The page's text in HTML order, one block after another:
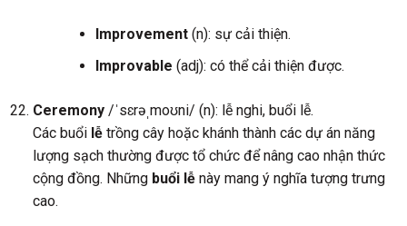
Improvement(n): sự cải thiện.
Improvable (adj): có thể cải thiện được.
Ceremony/ˈsɛrəˌmoʊni/ (n): lễ nghi, buổi lễ.
Các buổi lễtrồng cây hoặc khánh thành các dự án năng
lượng sạch thường được tổ chức để nâng cao nhận thức
cộng đồng. Những buổi lễnày mang ý nghĩa tượng trưng
cao.